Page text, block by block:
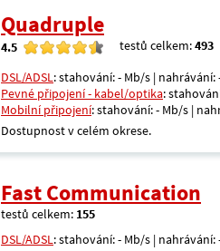
Quadruple
4.5 testů celkem:493
DSL/ADSL: stahování: - Mb/s | nahrávání:
Pevné připojení - kabel/optika:
Mobilní připojení: stahování: - Mb/s |
Dostupnost v celém okrese.
Fast Communication
testů celkem: 155
DSL/ADSL: stahování: - Mb/s | nahrávání: